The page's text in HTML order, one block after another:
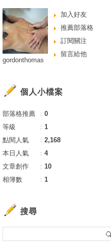
加入好友
推薦部落格
訂閱關注
留言給他
gordonthomas
個人小檔案
部落格推薦 ： 0
等級
： 1
點閱人氣
： 2,168
本日人氣
： 4
文章創作
： 10
相簿數
： 1
搜尋